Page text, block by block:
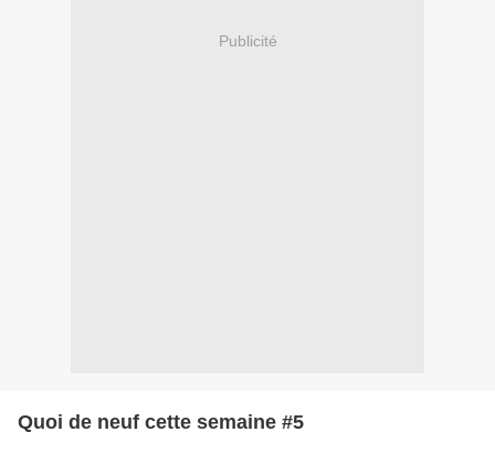
Publicité
Quoi de neuf cette semaine #5